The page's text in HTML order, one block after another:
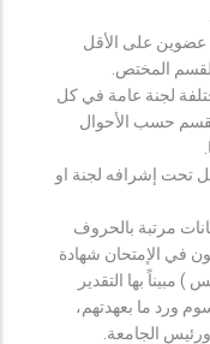
على الأقل
المختص.
لجنة عامة في كل
حسب الأحوال
تحت إشرافه لجنة او
مرتبة بالحروف
في الإمتحان شهادة
) مبيناً بها التقدير
ورد ما بعهدتهم،
الجامعة.